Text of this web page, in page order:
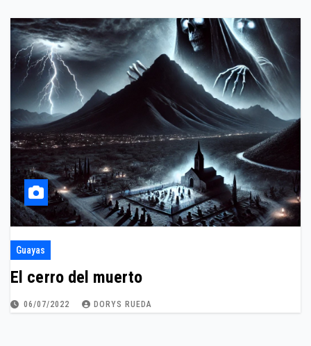
Guayas
El cerro del muerto
06/07/2022 DORYS RUEDA